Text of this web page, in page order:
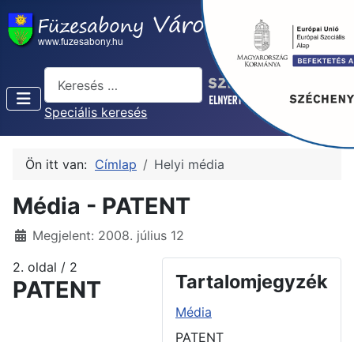
Keresés...
Speciális keresés
Ön itt van: Címlap Helyi média
Média - PATENT
Részletek
Megjelent: 2008. július 12
Tartalomjegyzék
Média
PATENT
2. oldal / 2
PATENT